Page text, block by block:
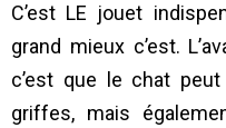
C’est LE jouet
grand mieux c’est.
c’est que le chat
griffes, mais